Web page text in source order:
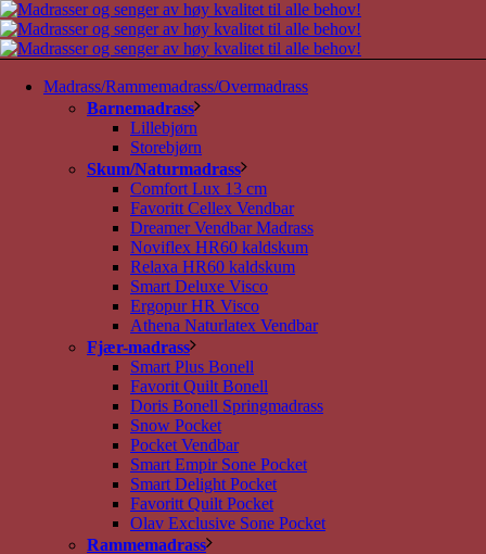
Madrass/Rammemadrass/Overmadrass
Barnemadrass
Lillebjørn
Storebjørn
Skum/Naturmadrass
Comfort Lux 13 cm
Favoritt Cellex Vendbar
Dreamer Vendbar Madrass
Noviflex HR60 kaldskum
Relaxa HR60 kaldskum
Smart Deluxe Visco
Ergopur HR Visco
Athena Naturlatex Vendbar
Fjær-madrass
Smart Plus Bonell
Favorit Quilt Bonell
Doris Bonell Springmadrass
Snow Pocket
Pocket Vendbar
Smart Empir Sone Pocket
Smart Delight Pocket
Favoritt Quilt Pocket
Olav Exclusive Sone Pocket
Rammemadrass